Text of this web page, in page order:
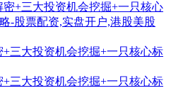
三大投资机会挖掘+一只核心标
三大投资机会挖掘+一只核心标